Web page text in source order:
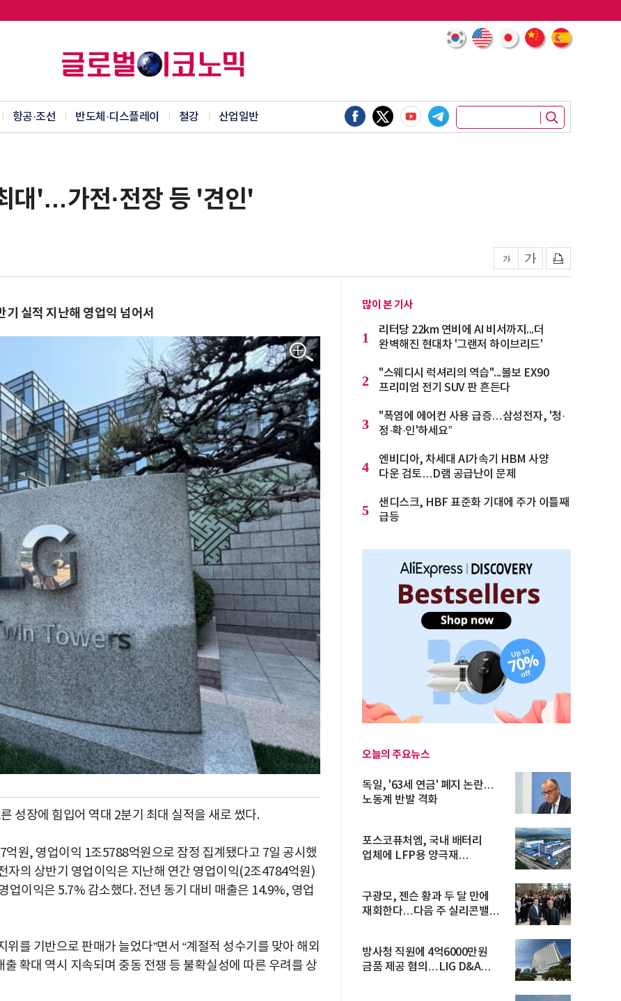
항공·조선 반도체·디스플레이 철강 산업일반
대'…가전·전장 등 '견인'
실적 지난해 영업익 넘어서
성장에 힘입어 역대 2분기 최대 실적을 새로 썼다.
원, 영업이익 1조5788억원으로 잠정 집계됐다고 7일 공시했
자의 상반기 영업이익은 지난해 연간 영업이익(2조4784억원)
업이익은 5.7% 감소했다. 전년 동기 대비 매출은 14.9%, 영업
를 기반으로 판매가 늘었다”면서 “계절적 성수기를 맞아 해외
확대 역시 지속되며 중동 전쟁 등 불확실성에 따른 우려를 상
많이 본 기사
1
리터당 22km 연비에 AI 비서까지...더
완벽해진 현대차 '그랜저 하이브리드'
2
"스웨디시 럭셔리의 역습"...볼보 EX90
프리미엄 전기 SUV 판 흔든다
3
"폭염에 에어컨 사용 급증…삼성전자, '청·
정·확·인'하세요”
4
엔비디아, 차세대 AI가속기 HBM 사양
다운 검토…D램 공급난이 문제
5
샌디스크, HBF 표준화 기대에 주가 이틀째
급등
오늘의 주요뉴스
독일, '63세 연금' 폐지 논란…
노동계 반발 격화
포스코퓨처엠, 국내 배터리
업체에 LFP용 양극재
구광모, 젠슨 황과 두 달 만에
재회한다…다음 주 실리콘밸리
방사청 직원에 4억6000만원
금품 제공 혐의…LIG D&A